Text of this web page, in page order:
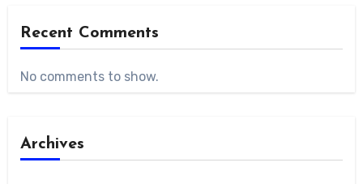
Recent Comments
No comments to show.
Archives